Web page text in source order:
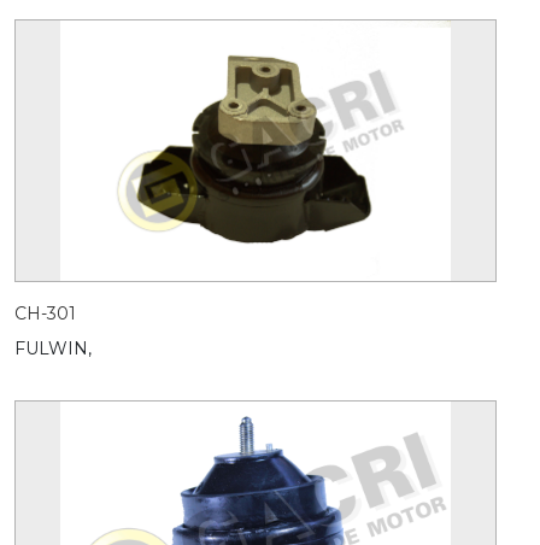
CH-301
FULWIN,